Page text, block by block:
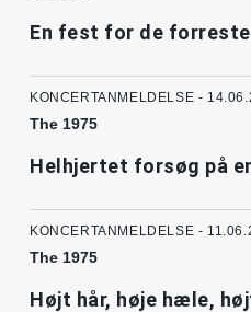
En fest for de
KONCERTANMELDELSE -
The 1975
Helhjertet forsøg på
KONCERTANMELDELSE -
The 1975
Højt hår, høje hæle,